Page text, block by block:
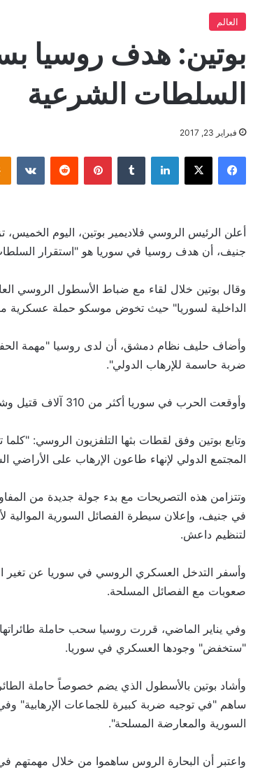
العالم
بوتين: هدف روسيا
السلطات الشرعية
فبراير 23, 2017
فيسبوك لينكدإن بينتيريست
أعلن الرئيس الروسي فلاديمير بوتين، اليوم
جنيف، أن هدف روسيا في سوريا هو "استقرار
وقال بوتين خلال لقاء مع ضباط الأسطول الروسي
الداخلية لسوريا" حيث تخوض موسكو حملة عسكرية منذ خريف عام 2015 لدعم
وأضاف حليف نظام دمشق، أن لدى روسيا "مهمة
ضربة حاسمة للإرهاب الدولي".
وأوقعت الحرب في سوريا أكثر من 310 آلاف قتيل وشردت الملايين داخل البلاد وخارجها.
وتابع بوتين وفق لقطات بثها التلفزيون الروسي:
المجتمع الدولي لإنهاء طاعون الإرهاب على الأراضي
وتتزامن هذه التصريحات مع بدء جولة جديدة من
في جنيف، وإعلان سيطرة الفصائل السورية
لتنظيم داعش.
وأسفر التدخل العسكري الروسي في سوريا عن تغير
صعوبات مع الفصائل المسلحة.
وفي يناير الماضي، قررت روسيا سحب حاملة
"ستخفض" وجودها العسكري في سوريا.
وأشاد بوتين بالأسطول الذي يضم خصوصاً حاملة
ساهم "في توجيه ضربة كبيرة للجماعات الإرهابية"
السورية والمعارضة المسلحة".
واعتبر أن البحارة الروس ساهموا من خلال